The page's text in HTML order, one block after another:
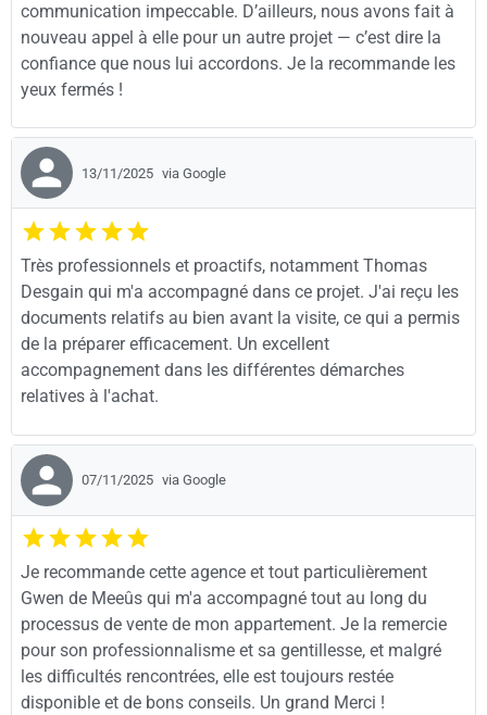
communication impeccable. D’ailleurs, nous avons fait à
nouveau appel à elle pour un autre projet — c’est dire la
confiance que nous lui accordons. Je la recommande les
yeux fermés !
13/11/2025 via Google
​Très professionnels et proactifs, notamment Thomas
Desgain qui m'a accompagné dans ce projet. J'ai reçu les
documents relatifs au bien avant la visite, ce qui a permis
de la préparer efficacement. Un excellent
accompagnement dans les différentes démarches
relatives à l'achat.
07/11/2025 via Google
Je recommande cette agence et tout particulièrement
Gwen de Meeûs qui m'a accompagné tout au long du
processus de vente de mon appartement. Je la remercie
pour son professionnalisme et sa gentillesse, et malgré
les difficultés rencontrées, elle est toujours restée
disponible et de bons conseils. Un grand Merci !